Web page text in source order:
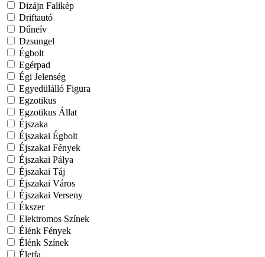
Dizájn Falikép
Driftautó
Dűneív
Dzsungel
Égbolt
Egérpad
Égi Jelenség
Egyedülálló Figura
Egzotikus
Egzotikus Állat
Éjszaka
Éjszakai Égbolt
Éjszakai Fények
Éjszakai Pálya
Éjszakai Táj
Éjszakai Város
Éjszakai Verseny
Ékszer
Elektromos Színek
Élénk Fények
Élénk Színek
Életfa